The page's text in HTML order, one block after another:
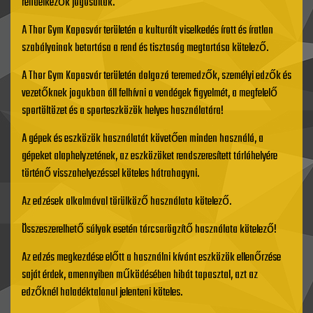
A Thor Gym Kaposvár területén a kulturált viselkedés írott és íratlan
szabályainak betartása a rend és tisztaság megtartása kötelező.
A Thor Gym Kaposvár területén dolgozó teremedzők, személyi edzők és
vezetőknek jogukban áll felhívni a vendégek figyelmét, a megfelelő
sportöltözet és a sporteszközök helyes használatára!
A gépek és eszközök használatát követően minden használó, a
gépeket alaphelyzetének, az eszközöket rendszeresített tárlóhelyére
történő visszahelyezéssel köteles hátrahagyni.
Az edzések alkalmával törülköző használata kötelező.
Összeszerelhető súlyok esetén tárcsarögzítő használata kötelező!
Az edzés megkezdése előtt a használni kívánt eszközök ellenőrzése
saját érdek, amennyiben működésében hibát tapasztal, azt az
edzőknél haladéktalanul jelenteni köteles.